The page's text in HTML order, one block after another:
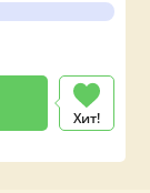
Хит!